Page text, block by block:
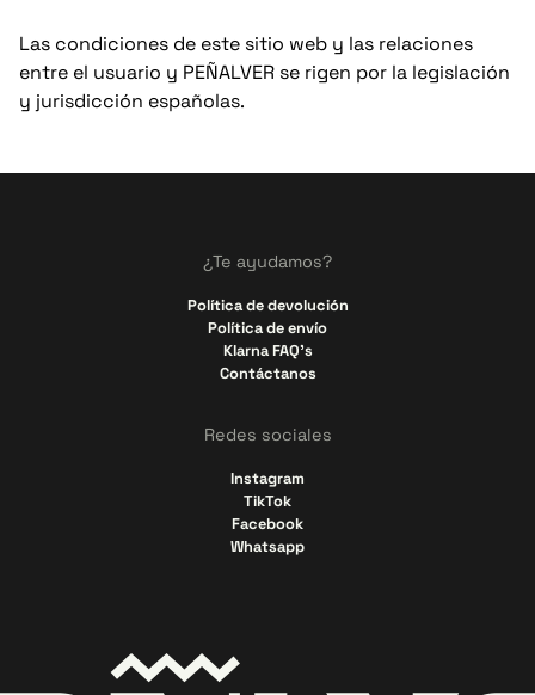
Las condiciones de este sitio web y las relaciones
entre el usuario y PEÑALVER se rigen por la legislación
y jurisdicción españolas.
¿Te ayudamos?
Política de devolución
Política de envío
Klarna FAQ's
Contáctanos
Redes sociales
Instagram
TikTok
Facebook
Whatsapp